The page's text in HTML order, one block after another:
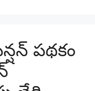
పథకం